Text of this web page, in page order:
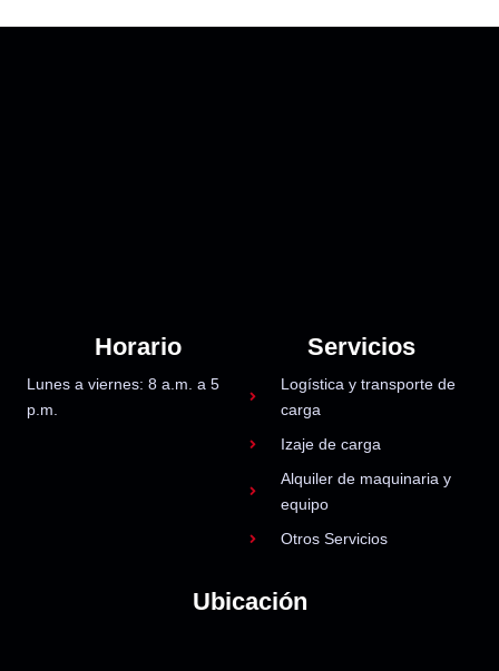
Horario
Lunes a viernes: 8 a.m. a 5
p.m.
Servicios
Logística y transporte de
carga
Izaje de carga
Alquiler de maquinaria y
equipo
Otros Servicios
Ubicación